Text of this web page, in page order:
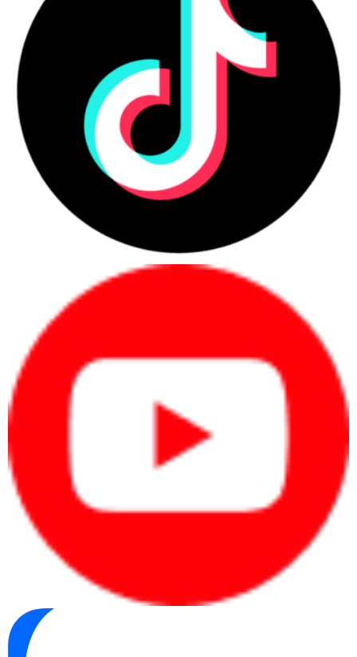
Đáp ứng nhu cầu chuyên nghiệp đa lĩnh vực
Dell Precision T3680 phù hợp cho nhiều đối tượng chuyên môn:
Kỹ sư cơ khí & kiến trúc: AutoCAD, Revit, SolidWorks.
Thiết kế đồ họa & multimedia: Photoshop, Illustrator,
Render & 3D: Blender, 3ds Max, Maya, Cinema4D.
Mô phỏng kỹ thuật: ANSYS, MATLAB, các ứng dụng
AI cơ bản.
Với RAM 32GB và card Nvidia T1000, máy đảm bảo khả năng
vận hành ổn định khi xử lý file nặng, dự án phức tạp.